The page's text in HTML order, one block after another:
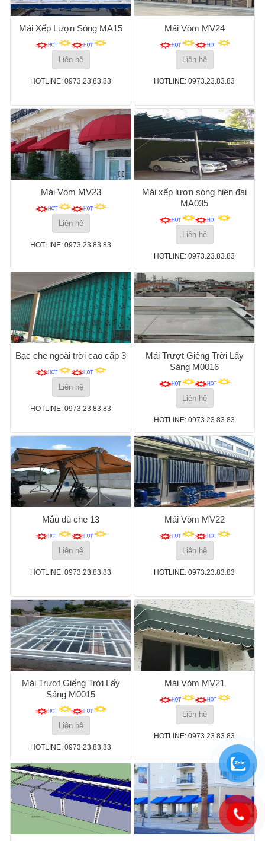
Mái Xếp Lượn Sóng MA15
Liên hệ
HOTLINE: 0973.23.83.83
Mái Vòm MV24
Liên hệ
HOTLINE: 0973.23.83.83
Mái Vòm MV23
Liên hệ
HOTLINE: 0973.23.83.83
Mái xếp lượn sóng hiện đại
MA035
Liên hệ
HOTLINE: 0973.23.83.83
Bạc che ngoài trời cao cấp 3
Liên hệ
HOTLINE: 0973.23.83.83
Mái Trượt Giếng Trời Lấy
Sáng M0016
Liên hệ
HOTLINE: 0973.23.83.83
Mẫu dù che 13
Liên hệ
HOTLINE: 0973.23.83.83
Mái Vòm MV22
Liên hệ
HOTLINE: 0973.23.83.83
Mái Trượt Giếng Trời Lấy
Sáng M0015
Liên hệ
HOTLINE: 0973.23.83.83
Mái Vòm MV21
Liên hệ
HOTLINE: 0973.23.83.83